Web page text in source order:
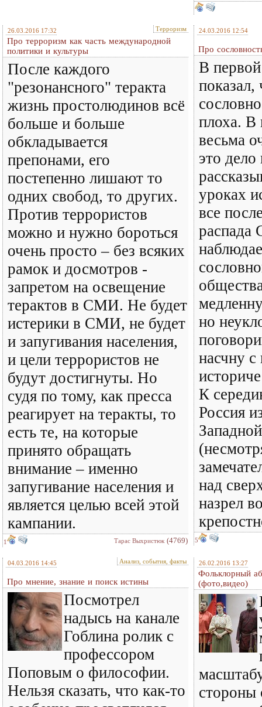
26.03.2016 17:32 Терроризм
Про терроризм как часть международной
политики и культуры
После каждого
"резонансного" теракта
жизнь простолюдинов всё
больше и больше
обкладывается
препонами, его
постепенно лишают то
одних свобод, то других.
Против террористов
можно и нужно бороться
очень просто – без всяких
рамок и досмотров -
запретом на освещение
терактов в СМИ. Не будет
истерики в СМИ, не будет
и запугивания населения,
и цели террористов не
будут достигнуты. Но
судя по тому, как пресса
реагирует на теракты, то
есть те, на которые
принято обращать
внимание – именно
запугивание населения и
является целью всей этой
кампании.
1 Тарас Выхристюк (4769)
24.03.2016 12:54
Про
В первой
показал,
плоха. В
весьма
это
уроках
все
но
насчну
К
Россия
над
назрел
5
04.03.2016 14:45 Анализ, события, факты
Про мнение, знание и поиск истины
Посмотрел
надысь на канале
Гоблина ролик с
профессором
Поповым о философии.
Нельзя сказать, что как-то
26.02.2016 13:27
Фольклорный
(фото,видео)
стороны